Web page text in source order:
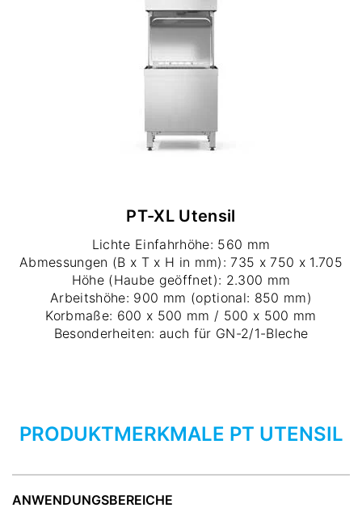
PT-XL Utensil
Lichte Einfahrhöhe: 560 mm
Abmessungen (B x T x H in mm): 735 x 750 x 1.705
Höhe (Haube geöffnet): 2.300 mm
Arbeitshöhe: 900 mm (optional: 850 mm)
Korbmaße: 600 x 500 mm / 500 x 500 mm
Besonderheiten: auch für GN-2/1-Bleche
PRODUKTMERKMALE PT UTENSIL
ANWENDUNGSBEREICHE